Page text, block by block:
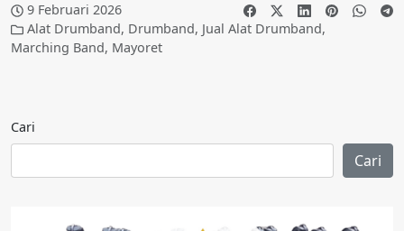
9 Februari 2026
Alat Drumband, Drumband, Jual Alat Drumband,
Marching Band, Mayoret
Cari
Cari